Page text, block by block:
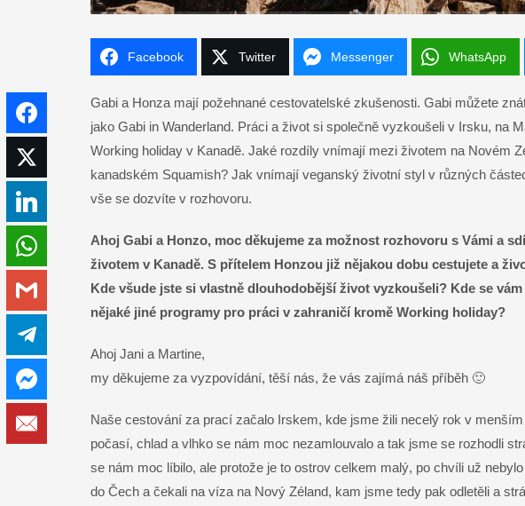
Facebook Twitter Messenger WhatsApp
LinkedIn
WhatsApp
Messenger
Gabi a Honza mají požehnané cestovatelské zkušenosti. Gabi můžete
jako Gabi in Wanderland. Práci a život si společně vyzkoušeli v Irsku, na
Working holiday v Kanadě. Jaké rozdíly vnímají mezi životem na Novém
kanadském Squamish? Jak vnímají veganský životní styl v různých
vše se dozvíte v rozhovoru.
Ahoj Gabi a Honzo, moc děkujeme za možnost rozhovoru s Vámi a
životem v Kanadě. S přítelem Honzou již nějakou dobu cestujete a
Kde všude jste si vlastně dlouhodobější život vyzkoušeli? Kde se
nějaké jiné programy pro práci v zahraničí kromě Working holiday?
Ahoj Jani a Martine,
my děkujeme za vyzpovídání, těší nás, že vás zajímá náš příběh 🙂
Naše cestování za prací začalo Irskem, kde jsme žili necelý rok v
počasí, chlad a vlhko se nám moc nezamlouvalo a tak jsme se rozhodli
se nám moc líbilo, ale protože je to ostrov celkem malý, po chvíli už
do Čech a čekali na víza na Nový Zéland, kam jsme tedy pak odletěli a